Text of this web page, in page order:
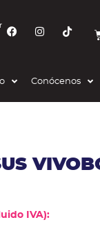
Conócenos
IVA):